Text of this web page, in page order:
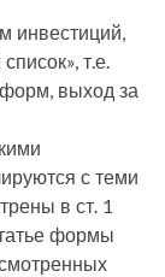
инвестиций,
т.е.
выход за
с теми
в ст. 1
формы